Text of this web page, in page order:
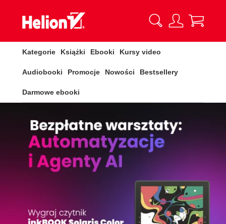
Kategorie Książki Ebooki Kursy video
Audiobooki Promocje Nowości Bestsellery
Darmowe ebooki